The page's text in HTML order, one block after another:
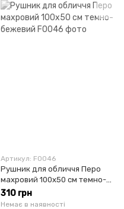
Артикул: F0046
Рушник для обличчя Перо
махровий 100х50 см темно-
бежевий
310 грн
Немає в наявності